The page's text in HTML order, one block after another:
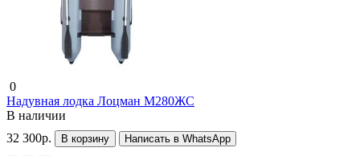
0
Надувная лодка Лоцман М280ЖС
В наличии
32 300р.
В корзину Написать в WhatsApp